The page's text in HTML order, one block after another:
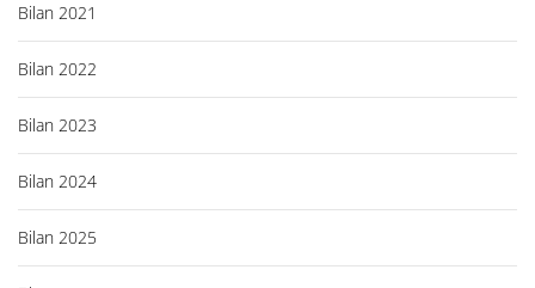
Bilan 2021
Bilan 2022
Bilan 2023
Bilan 2024
Bilan 2025